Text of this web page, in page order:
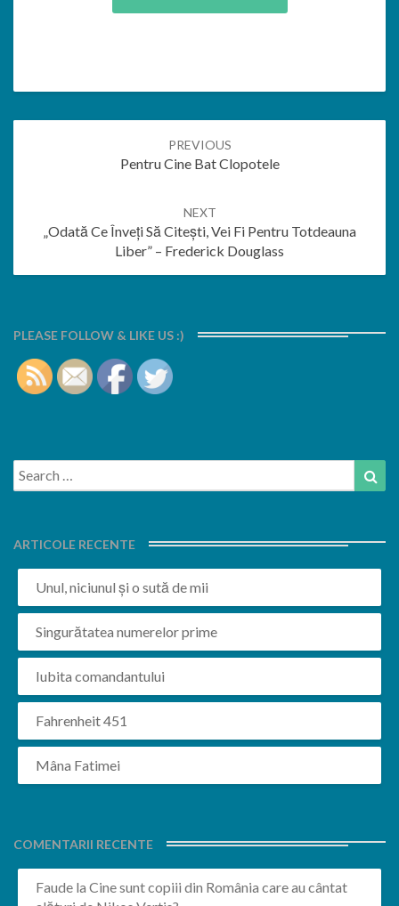
PREVIOUS
Pentru Cine Bat Clopotele
NEXT
„Odată Ce Înveți Să Citești, Vei Fi Pentru Totdeauna
Liber” – Frederick Douglass
PLEASE FOLLOW & LIKE US :)
Search
for:
ARTICOLE RECENTE
Unul, niciunul și o sută de mii
Singurătatea numerelor prime
Iubita comandantului
Fahrenheit 451
Mâna Fatimei
COMENTARII RECENTE
Faude la Cine sunt copiii din România care au cântat